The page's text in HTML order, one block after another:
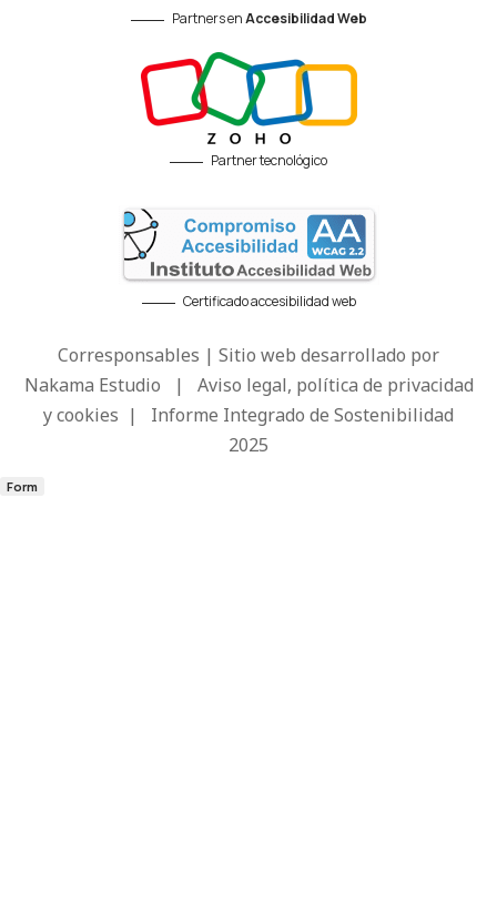
Partners enAccesibilidad Web
Partner tecnológico
Certificado accesibilidad web
Corresponsables | Sitio web desarrollado por
Nakama Estudio | Aviso legal, política de privacidad
y cookies | Informe Integrado de Sostenibilidad
2025
Form